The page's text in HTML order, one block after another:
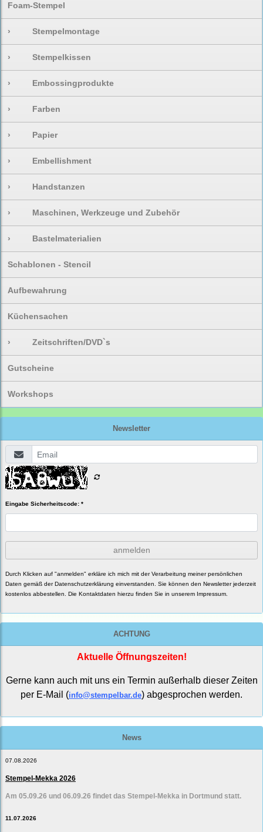
Foam-Stempel
› Stempelmontage
› Stempelkissen
› Embossingprodukte
› Farben
› Papier
› Embellishment
› Handstanzen
› Maschinen, Werkzeuge und Zubehör
› Bastelmaterialien
Schablonen - Stencil
Aufbewahrung
Küchensachen
› Zeitschriften/DVD`s
Gutscheine
Workshops
Newsletter
Eingabe Sicherheitscode: *
anmelden
Durch Klicken auf "anmelden" erkläre ich mich mit der Verarbeitung meiner persönlichen
Daten gemäß derDatenschutzerklärung einverstanden. Sie können den Newsletter jederzeit
kostenlos abbestellen. Die Kontaktdaten hierzu finden Sie in unserem Impressum.
ACHTUNG
Aktuelle Öffnungszeiten!
Gerne kann auch mit uns ein Termin außerhalb dieser Zeiten
per E-Mail (info@stempelbar.de) abgesprochen werden.
News
07.08.2026
Stempel-Mekka 2026
Am 05.09.26 und 06.09.26 findet das Stempel-Mekka in Dortmund statt.
11.07.2026